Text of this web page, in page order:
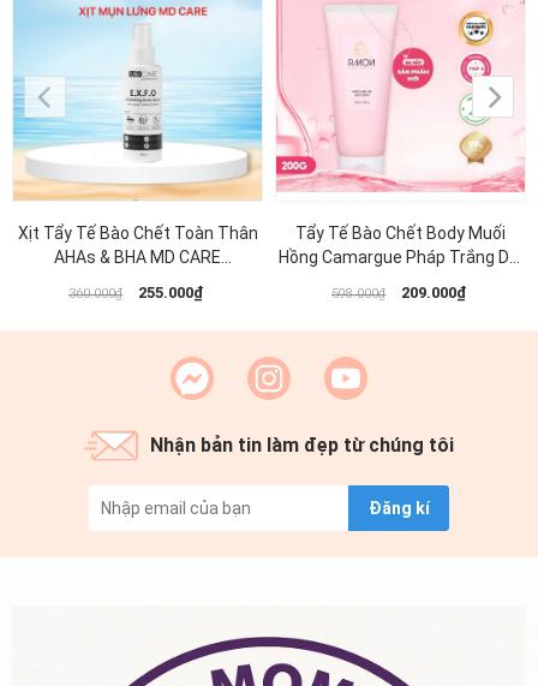
Xịt Tẩy Tế Bào Chết Toàn Thân
AHAs & BHA MD CARE
360.000₫ 255.000₫
Tẩy Tế Bào Chết Body Muối
Hồng Camargue Pháp Trắng Da,
598.000₫ 209.000₫
Nhận bản tin làm đẹp từ chúng tôi
Đăng kí